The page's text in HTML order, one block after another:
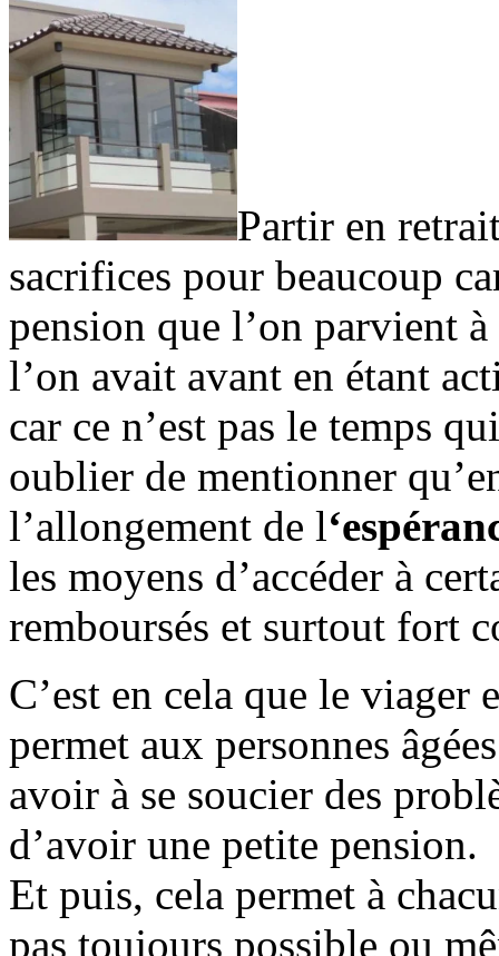
Partir en
sacrifices pour beaucoup
pension que l’on parvient
l’on avait avant en étant
car ce n’est pas le temps
oublier de mentionner
l’allongement de l
les moyens d’accéder à
remboursés et surtout fort
C’est en cela que le viager
permet aux personnes
avoir à se soucier des
d’avoir une petite pension.
Et puis, cela permet à
pas toujours possible ou